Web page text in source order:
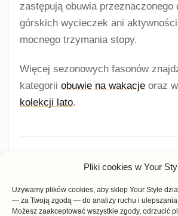
Pliki cookies w Your
Używamy plików cookies, aby sklep Your Style
— za Twoją zgodą — do analizy ruchu i ulepszania
Możesz zaakceptować wszystkie zgody, odrzucić
zastępują obuwia przeznaczonego
górskich wycieczek ani
mocnego trzymania stopy.
Więcej sezonowych fasonów
kategorii obuwie na wakacje oraz
kolekcji lato.
Klapki stanowią szeroką grupę
zabudowanej pięty.Japonki